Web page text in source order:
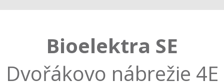
Bioelektra SE
Dvořákovo nábrežie 4E